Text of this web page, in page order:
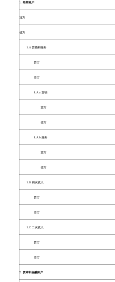
1.经常账户
贷方
借方
1.A 货物和服务
贷方
借方
1.A.a 货物
贷方
借方
1.A.b 服务
贷方
借方
1.B 初次收入
贷方
借方
1.C 二次收入
贷方
借方
2.资本和金融账户